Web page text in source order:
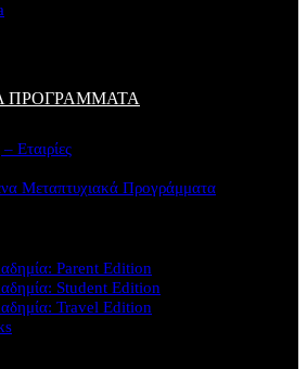
ΠΡΟΓΡΑΜΜΑΤΑ
– Εταιρίες
Μεταπτυχιακά Προγράμματα
Parent Edition
Student Edition
Travel Edition